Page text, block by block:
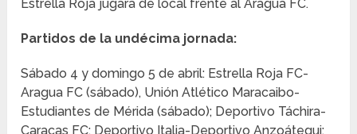
Estrella Roja jugará de local frente al Aragua FC.
Partidos de la undécima jornada:
Sábado 4 y domingo 5 de abril: Estrella Roja FC-
Aragua FC (sábado), Unión Atlético Maracaibo-
Estudiantes de Mérida (sábado); Deportivo Táchira-
Caracas FC; Deportivo Italia-Deportivo Anzoátegui;